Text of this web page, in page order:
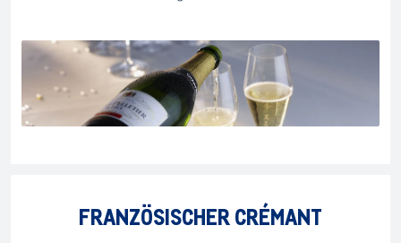
FRANZÖSISCHER CRÉMANT